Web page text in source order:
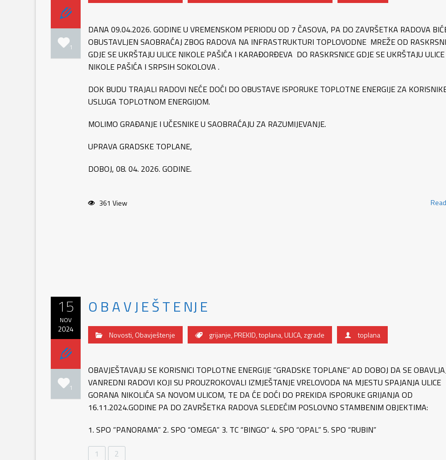
1
DANA 09.04.2026. GODINE U VREMENSKOM PERIODU OD 7 ČASOVA, PA DO ZAVRŠETKA RADOVA
OBUSTAVLJEN SAOBRAĆAJ ZBOG RADOVA NA INFRASTRUKTURI TOPLOVODNE MREŽE OD
GDJE SE UKRŠTAJU ULICE NIKOLE PAŠIĆA I KARAĐORĐEVA DO RASKRSNICE GDJE SE UKRŠTAJU ULICE
NIKOLE PAŠIĆA I SRPSIH SOKOLOVA .
DOK BUDU TRAJALI RADOVI NEĆE DOĆI DO OBUSTAVE ISPORUKE TOPLOTNE ENERGIJE ZA
USLUGA TOPLOTNOM ENERGIJOM.
MOLIMO GRAĐANJE I UČESNIKE U SAOBRAĆAJU ZA RAZUMIJEVANJE.
UPRAVA GRADSKE TOPLANE,
DOBOJ, 08. 04. 2026. GODINE.
361 View
15
NOV
2024
1
O B A V J E Š T E NJ E
Novosti,Obavještenje grijanje,PREKID,toplana,ULICA,zgrade toplana
OBAVJEŠTAVAJU SE KORISNICI TOPLOTNE ENERGIJE “GRADSKE TOPLANE” AD DOBOJ DA SE
VANREDNI RADOVI KOJI SU PROUZROKOVALI IZMJEŠTANJE VRELOVODA NA MJESTU SPAJANJA ULICE
GORANA NIKOLIĆA SA NOVOM ULICOM, TE DA ĆE DOĆI DO PREKIDA ISPORUKE GRIJANJA OD
16.11.2024.GODINE PA DO ZAVRŠETKA RADOVA SLEDEĆIM POSLOVNO STAMBENIM OBJEKTIMA:
1. SPO “PANORAMA” 2. SPO “OMEGA” 3. TC “BINGO” 4. SPO “OPAL” 5. SPO “RUBIN”
1
2